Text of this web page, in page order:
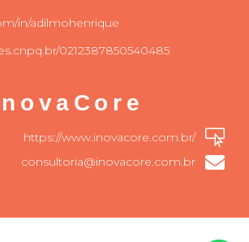
in/adilmohenrique
0212387850540485

https://www.inovacore.com.br/

consultoria@inovacore.com.br